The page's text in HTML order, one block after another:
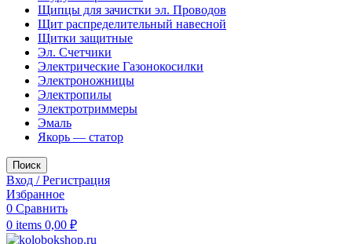
Щипцы для зачистки эл. Проводов
Щит распределительный навесной
Щитки защитные
Эл. Счетчики
Электрические Газонокосилки
Электроножницы
Электропилы
Электротриммеры
Эмаль
Якорь — статор
Поиск
Вход / Регистрация
Избранное
0 Сравнить
0 items 0,00 ₽